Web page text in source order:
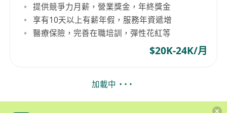
提供競爭力月薪，營業獎金，年終獎金
享有10天以上有薪年假，服務年資遞增
醫療保險，完善在職培訓，彈性花紅等
$20K-24K/月
加載中